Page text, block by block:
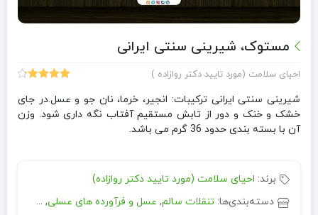
مستوک، شیرینی سنتی ایرانی
احیای سلامت (مورد تایید دکتر روازاده )
4.33
از 5
امتیازدهی
شیرینی سنتی ایرانی ترکیبات: انجیر، خرما، نان جو و عسل.در جای
خشک و خنک و دور از تابش مستقیم آفتاب نگه داری شود. وزن
آن با بسته بندی حدود 36 گرم می باشد.
برند: احیای سلامت (مورد تایید دکتر روازاده)
دسته‌بندی‌ها: تنقلات سالم, عسل و فرآورده های عسلی, مواد